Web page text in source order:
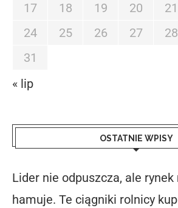
17
18 19 20 21
24
25 26 27 28
31
« lip
OSTATNIE WPISY
Lider nie odpuszcza, ale rynek
hamuje. Te ciągniki rolnicy